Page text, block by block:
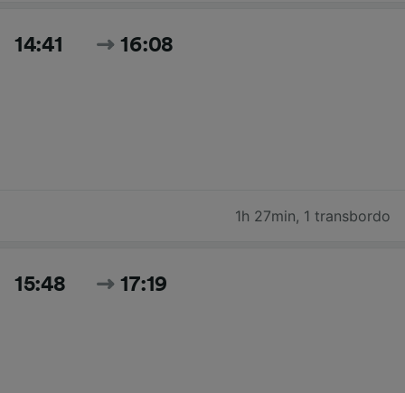
14:41 16:08
1h 27min, 1 transbordo
15:48 17:19